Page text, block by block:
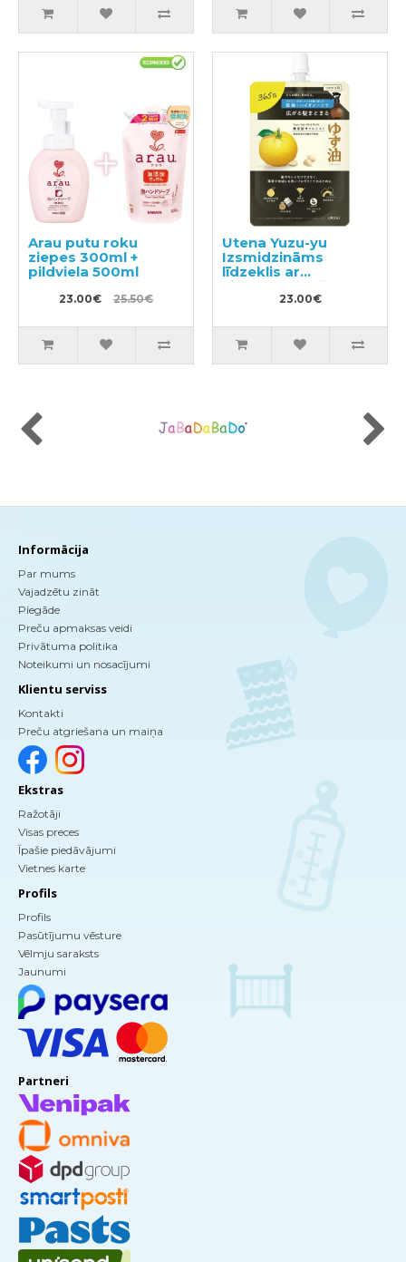
Arau putu roku
ziepes 300ml +
pildviela 500ml
23.00€ 25.50€
Utena Yuzu-yu
Izsmidzināms
līdzeklis ar
citrusaugļu eļļām
matu mitrināšanai un
160ml
23.00€
Informācija
Par mums
Vajadzētu zināt
Piegāde
Preču apmaksas veidi
Privātuma politika
Noteikumi un nosacījumi
Klientu serviss
Kontakti
Preču atgriešana un maiņa
Ekstras
Ražotāji
Visas preces
Īpašie piedāvājumi
Vietnes karte
Profils
Profils
Pasūtījumu vēsture
Vēlmju saraksts
Jaunumi
Partneri